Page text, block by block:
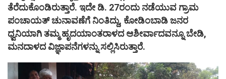
ತೆರೆದುಕೊಂಡಿರುತ್ತಾರೆ. ಇದೇ ಡಿ. 27ರಂದು ನಡೆಯುವ ಗ್ರಾಮ
ಪಂಚಾಯತ್ ಚುನಾವಣೆಗೆ ನಿಂತಿದ್ದು, ಕೋಡಿಂಬಾಡಿ ಜನರ
ಧ್ವನಿಯಾಗಿ ತಮ್ಮ ಹೃದಯಾಂತರಾಳದ ಆಶೀರ್ವಾದವನ್ನೂ ಬೇಡಿ,
ಮನದಾಳದ ವಿಜ್ಞಾಪನೆಗಳನ್ನು ಸಲ್ಲಿಸಿರುತ್ತಾರೆ.